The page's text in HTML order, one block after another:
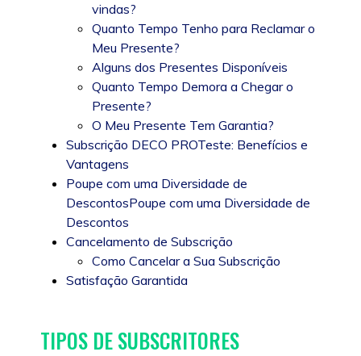
vindas?
Quanto Tempo Tenho para Reclamar o
Meu Presente?
Alguns dos Presentes Disponíveis
Quanto Tempo Demora a Chegar o
Presente?
O Meu Presente Tem Garantia?
Subscrição DECO PROTeste: Benefícios e
Vantagens
Poupe com uma Diversidade de
DescontosPoupe com uma Diversidade de
Descontos
Cancelamento de Subscrição
Como Cancelar a Sua Subscrição
Satisfação Garantida
TIPOS DE SUBSCRITORES